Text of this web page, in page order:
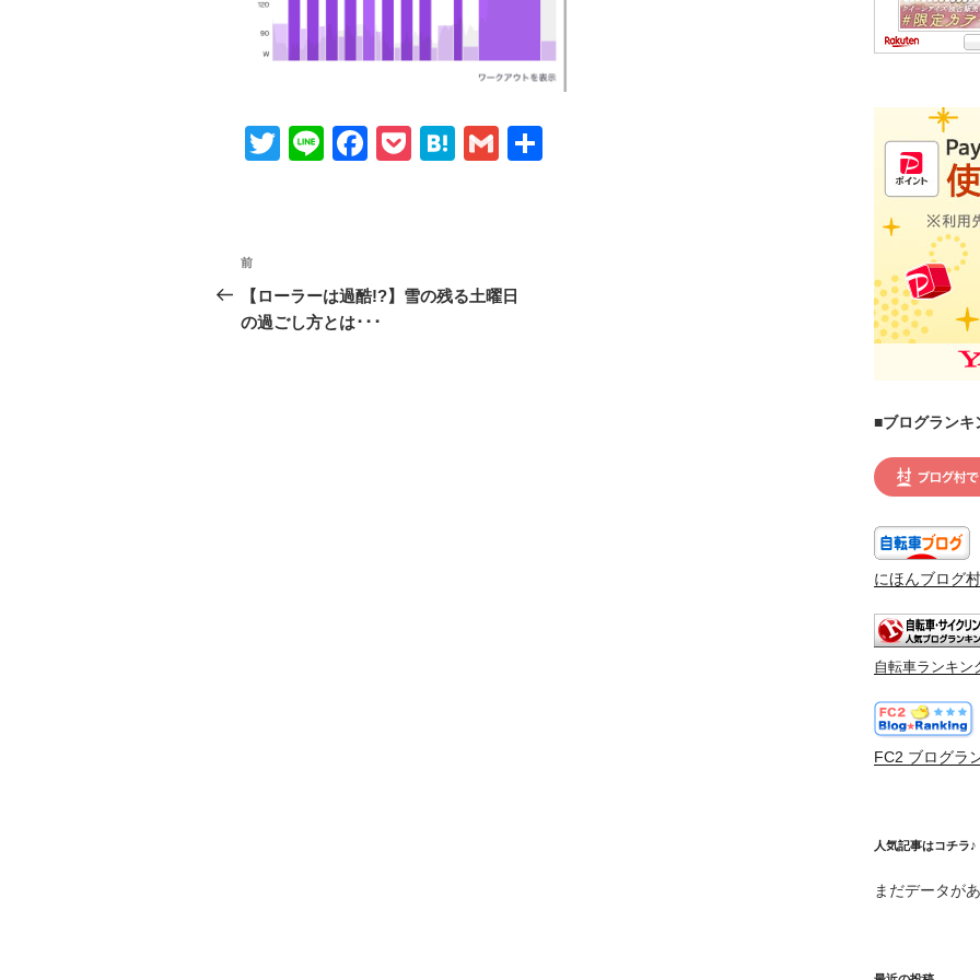
T
Li
F
b
o
P
H
a
G
投
稿
ナ
前
の
投
前
【ローラーは過酷!?】雪の残る土曜日
の過ごし方とは･･･
■ブログランキ
にほんブログ村
自転車ランキン
FC2 ブログラ
人気記事はコチラ♪
まだデータが